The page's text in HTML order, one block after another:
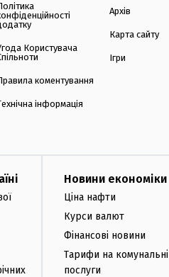
Користувача
коментування
інформація
Архів
Карта сайту
Ігри
Новини економіки
Ціна нафти
Курси валют
Фінансові новини
Тарифи на комунальні
послуги